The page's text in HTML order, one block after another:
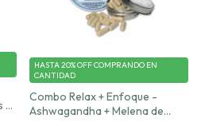
–
Combo Relax + Enfoque -
Ashwagandha + Melena de
HASTA 20% OFFCOMPRANDO EN
CANTIDAD